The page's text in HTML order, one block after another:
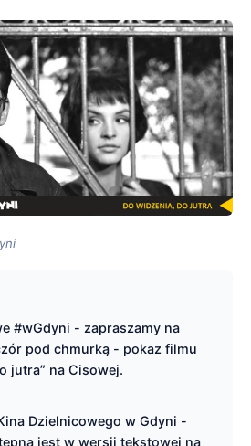
#wGdyni - zapraszamy na
pod chmurką - pokaz filmu
jutra” na Cisowej.
Dzielnicowego w Gdyni -
jest w wersji tekstowej na